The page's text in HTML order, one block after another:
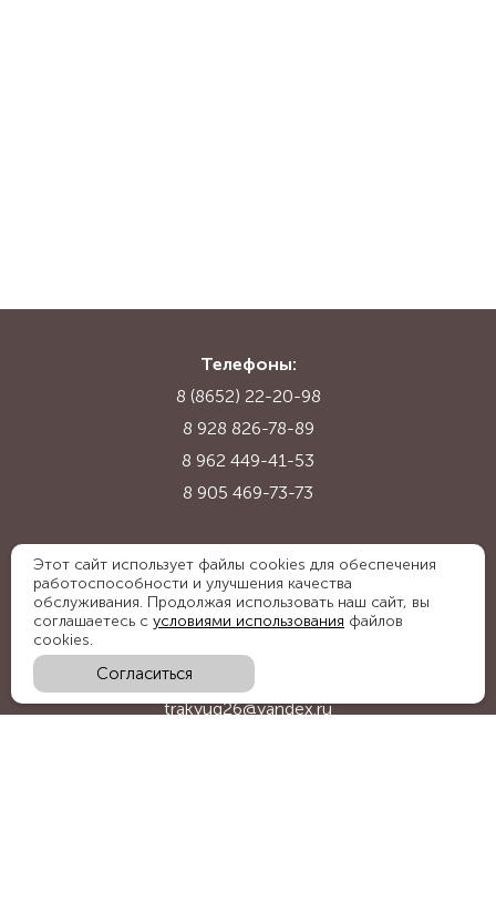
Телефоны:
8 (8652) 22-20-98
8 928 826-78-89
8 962 449-41-53
8 905 469-73-73
Адрес:
Ставропольский край, с. Надежда,
ул. Промышленная, 1Б
trakyug26@yandex.ru
Этот сайт использует файлы cookies для обеспечения
работоспособности и улучшения качества
обслуживания. Продолжая использовать наш сайт, вы
соглашаетесь с условиями использования файлов
cookies.
Согласиться